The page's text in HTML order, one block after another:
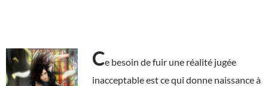
Ce besoin de fuir une réalité jugée
inacceptable est ce qui donne naissance à